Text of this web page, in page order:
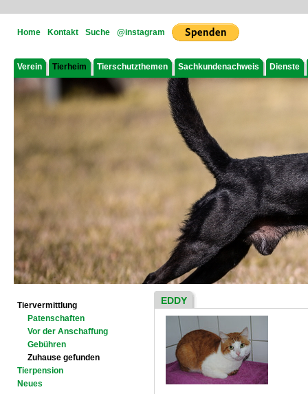
Home Kontakt Suche @instagram
Verein Tierheim Tierschutzthemen Sachkundenachweis Dienste
Tiervermittlung
Patenschaften
Vor der Anschaffung
Gebühren
Zuhause gefunden
Tierpension
Neues
EDDY